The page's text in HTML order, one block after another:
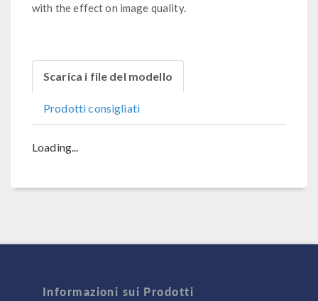
with the effect on image quality.
Scarica i file del modello
Prodotti consigliati
Loading...
Informazioni sui Prodotti